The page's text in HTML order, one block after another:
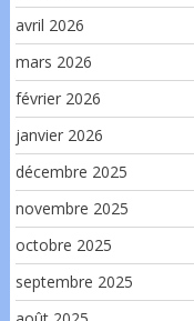
avril 2026
mars 2026
février 2026
janvier 2026
décembre 2025
novembre 2025
octobre 2025
septembre 2025